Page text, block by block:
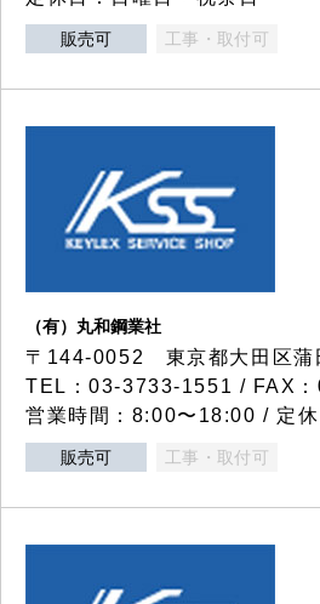
販売可 工事・取付可
（有）丸和鋼業社
〒144-0052 東京都大田区蒲
TEL：03-3733-1551 / FAX
営業時間：8:00〜18:00 / 定
販売可 工事・取付可